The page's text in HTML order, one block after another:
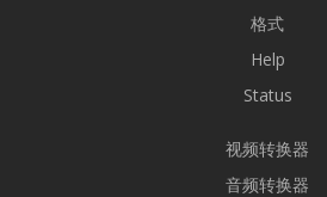
格式
Help
Status
视频转换器
音频转换器